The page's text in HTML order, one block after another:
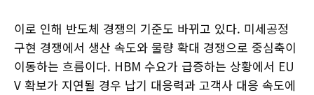
이로 인해 반도체 경쟁의 기준도 바뀌고 있다. 미세공정
구현 경쟁에서 생산 속도와 물량 확대 경쟁으로 중심축이
이동하는 흐름이다. HBM 수요가 급증하는 상황에서 EU
V 확보가 지연될 경우 납기 대응력과 고객사 대응 속도에